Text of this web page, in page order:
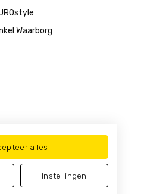
Waarborg
alles
Instellingen